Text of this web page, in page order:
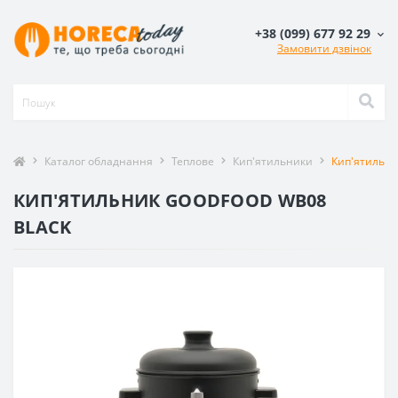
+38 (099) 677 92 29
Замовити дзвінок
Каталог обладнання Теплове Кип'ятильники
КИП'ЯТИЛЬНИК GOODFOOD WB08
BLACK